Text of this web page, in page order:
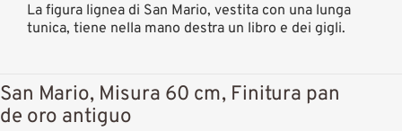
La figura lignea di San Mario, vestita con una lunga
tunica, tiene nella mano destra un libro e dei gigli.
San Mario, Misura 60 cm, Finitura pan
de oro antiguo